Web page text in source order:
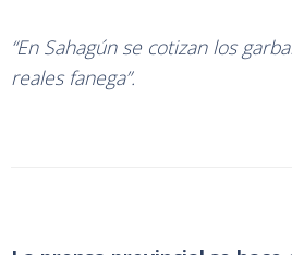
“En Sahagún se cotizan los
reales fanega”.